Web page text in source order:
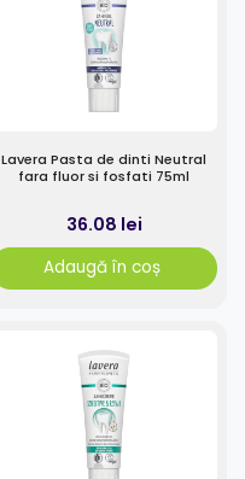
Lavera Pasta de dinti Neutral
fara fluor si fosfati 75ml
36.08 lei
Adaugă în coș